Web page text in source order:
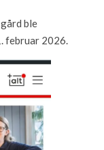
ble
februar 2026.